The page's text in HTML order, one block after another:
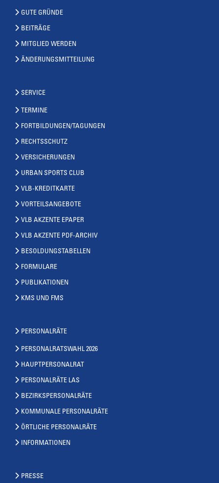
GUTE GRÜNDE
BEITRÄGE
MITGLIED WERDEN
ÄNDERUNGSMITTEILUNG
SERVICE
TERMINE
FORTBILDUNGEN/TAGUNGEN
RECHTSSCHUTZ
VERSICHERUNGEN
URBAN SPORTS CLUB
VLB-KREDITKARTE
VORTEILSANGEBOTE
VLB AKZENTE EPAPER
VLB AKZENTE PDF-ARCHIV
BESOLDUNGSTABELLEN
FORMULARE
PUBLIKATIONEN
KMS UND FMS
PERSONALRÄTE
PERSONALRATSWAHL 2026
HAUPTPERSONALRAT
PERSONALRÄTE LAS
BEZIRKSPERSONALRÄTE
KOMMUNALE PERSONALRÄTE
ÖRTLICHE PERSONALRÄTE
INFORMATIONEN
PRESSE